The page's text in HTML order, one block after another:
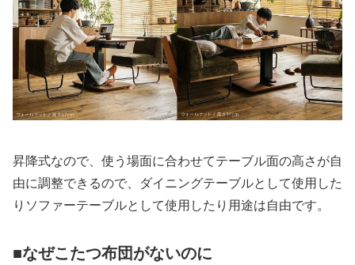
昇降式なので、使う場面に合わせてテーブル面の高さが自
由に調整できるので、ダイニングテーブルとして使用した
りソファーテーブルとして使用したり用途は自由です。
■なぜこたつ布団がないのに